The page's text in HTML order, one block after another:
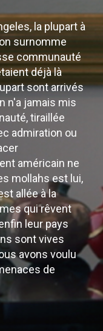
la plupart à
surnomme
communauté
déjà là
sont arrivés
n'a jamais mis
tiraillée
admiration ou
américain ne
mollahs est lui,
allée à la
qui rêvent
leur pays
sont vives
avons voulu
de